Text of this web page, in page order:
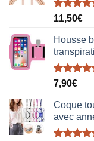
Note5.00
11,50€
Housse
Note5.00
7,90€
Coque
avec